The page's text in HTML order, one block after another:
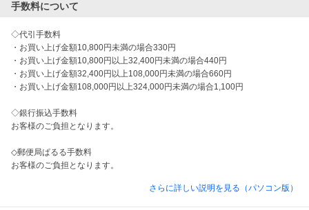
手数料について
◇代引手数料
・お買い上げ金額10,800円未満の場合330円
・お買い上げ金額10,800円以上32,400円未満の場合440円
・お買い上げ金額32,400円以上108,000円未満の場合660円
・お買い上げ金額108,000円以上324,000円未満の場合1,100円
◇銀行振込手数料
お客様のご負担となります。
◇郵便局ぱるる手数料
お客様のご負担となります。
さらに詳しい説明を見る（パソコン版）